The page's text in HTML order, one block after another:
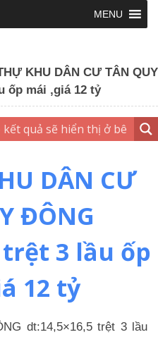
MENU
KHU DÂN CƯ TÂN QUY
ốp mái ,giá 12 tỷ
DÂN CƯ
ĐÔNG
trệt 3 lầu ốp
12 tỷ
dt:14,5×16,5 trệt 3 lầu